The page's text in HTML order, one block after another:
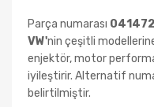
Parça numarası
VW'nin çeşitli
enjektör, motor
iyileştirir. Alternatif
belirtilmiştir.